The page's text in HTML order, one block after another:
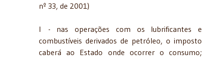
nº 33, de 2001)
I - nas operações com os lubrificantes e
combustíveis derivados de petróleo, o imposto
caberá ao Estado onde ocorrer o consumo;